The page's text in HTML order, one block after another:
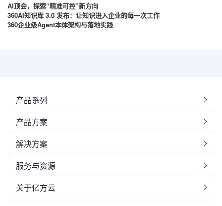
AI顶会，探索“精准可控”新方向
360AI知识库 3.0 发布：让知识进入企业的每一次工作
360企业级Agent本体架构与落地实践
产品系列
产品方案
解决方案
服务与资源
关于亿方云